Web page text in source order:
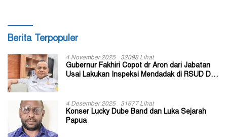
Berita Terpopuler
4 November 2025 32098 Lihat
Gubernur Fakhiri Copot dr Aron dari Jabatan
Usai Lakukan Inspeksi Mendadak di RSUD Dok
4 Desember 2025 31677 Lihat
Konser Lucky Dube Band dan Luka Sejarah
Papua